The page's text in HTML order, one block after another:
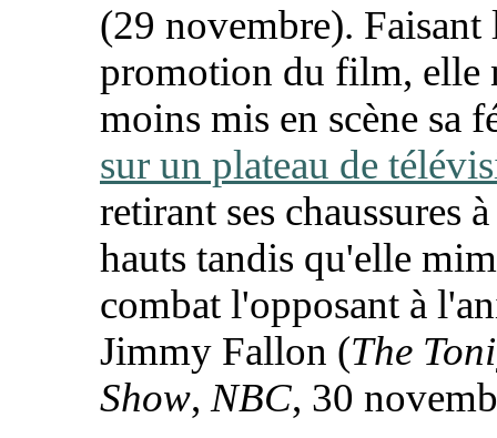
(29 novembre). Faisant
promotion du film, elle
moins mis en scène sa
sur un plateau de
retirant ses chaussures
hauts tandis qu'elle
combat l'opposant à
Jimmy Fallon (The
Show, NBC, 30